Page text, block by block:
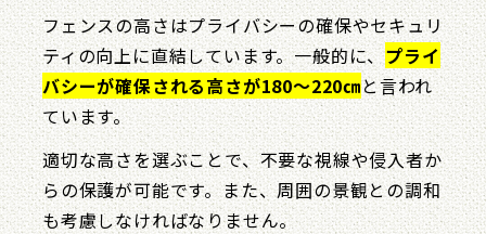
フェンスの高さはプライバシーの確保やセキュリ
ティの向上に直結しています。一般的に、プライ
バシーが確保される高さが180〜220㎝と言われ
ています。
適切な高さを選ぶことで、不要な視線や侵入者か
らの保護が可能です。また、周囲の景観との調和
も考慮しなければなりません。